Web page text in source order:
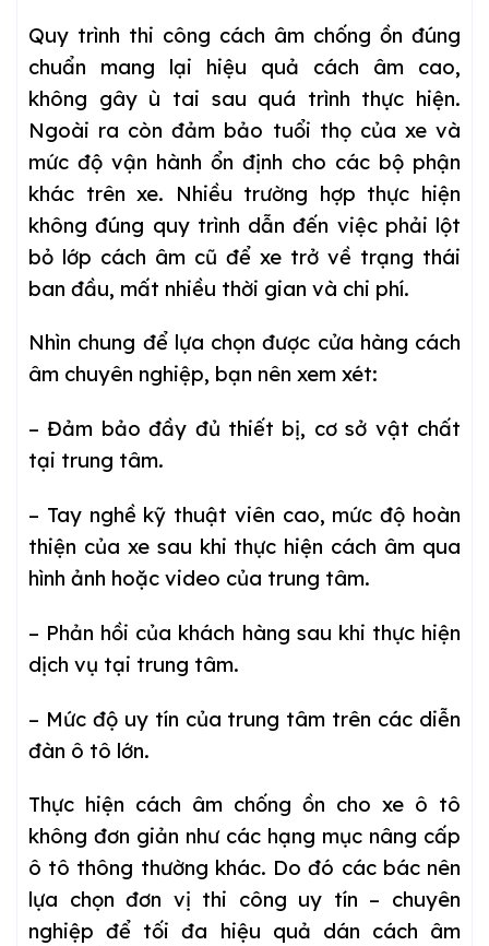
Quy trình thi công cách âm chống ồn đúng
chuẩn mang lại hiệu quả cách âm cao,
không gây ù tai sau quá trình thực hiện.
Ngoài ra còn đảm bảo tuổi thọ của xe và
mức độ vận hành ổn định cho các bộ phận
khác trên xe. Nhiều trường hợp thực hiện
không đúng quy trình dẫn đến việc phải lột
bỏ lớp cách âm cũ để xe trở về trạng thái
ban đầu, mất nhiều thời gian và chi phí.
Nhìn chung để lựa chọn được cửa hàng cách
âm chuyên nghiệp, bạn nên xem xét:
– Đảm bảo đầy đủ thiết bị, cơ sở vật chất
tại trung tâm.
– Tay nghề kỹ thuật viên cao, mức độ hoàn
thiện của xe sau khi thực hiện cách âm qua
hình ảnh hoặc video của trung tâm.
– Phản hồi của khách hàng sau khi thực hiện
dịch vụ tại trung tâm.
– Mức độ uy tín của trung tâm trên các diễn
đàn ô tô lớn.
Thực hiện cách âm chống ồn cho xe ô tô
không đơn giản như các hạng mục nâng cấp
ô tô thông thường khác. Do đó các bác nên
lựa chọn đơn vị thi công uy tín – chuyên
nghiệp để tối đa hiệu quả dán cách âm